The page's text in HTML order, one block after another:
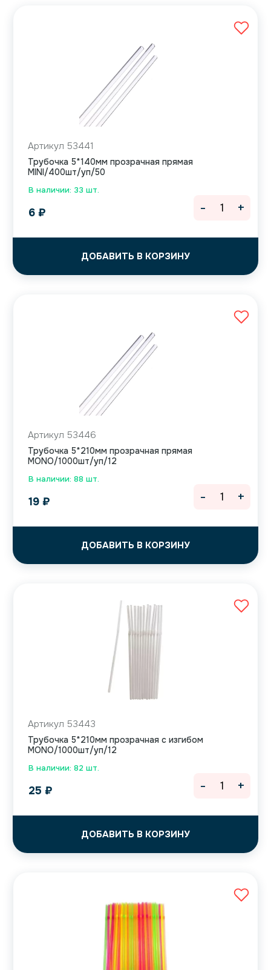
В наличии: 33 шт.
Артикул 53441
Трубочка 5*140мм прозрачная прямая
MINI/400шт/уп/50
6 ₽
ДОБАВИТЬ В КОРЗИНУ
- +
В наличии: 88 шт.
Артикул 53446
Трубочка 5*210мм прозрачная прямая
MONO/1000шт/уп/12
19 ₽
ДОБАВИТЬ В КОРЗИНУ
- +
В наличии: 82 шт.
Артикул 53443
Трубочка 5*210мм прозрачная с изгибом
MONO/1000шт/уп/12
25 ₽
ДОБАВИТЬ В КОРЗИНУ
- +